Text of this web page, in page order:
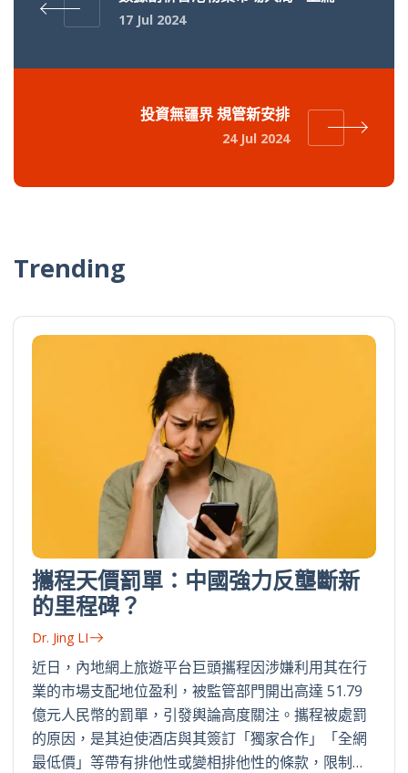
17 Jul 2024
投資無疆界 規管新安排
24 Jul 2024
Trending
攜程天價罰單：中國強力反壟斷新
的里程碑？
Dr. Jing LI
近日，內地網上旅遊平台巨頭攜程因涉嫌利用其在行
業的市場支配地位盈利，被監管部門開出高達 51.79
億元人民幣的罰單，引發輿論高度關注。攜程被處罰
的原因，是其迫使酒店與其簽訂「獨家合作」「全網
最低價」等帶有排他性或變相排他性的條款，限制…